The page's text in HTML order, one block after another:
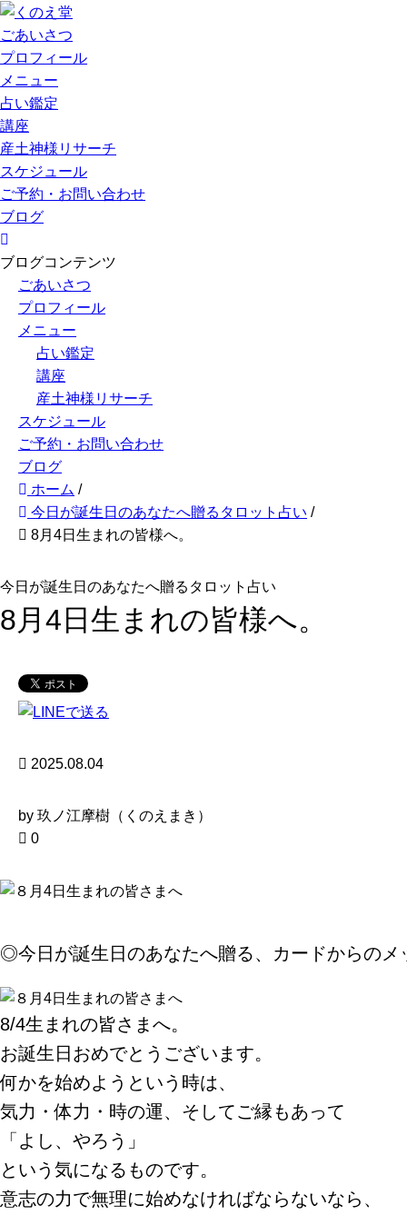
ごあいさつ
プロフィール
メニュー
占い鑑定
講座
産土神様リサーチ
スケジュール
ご予約・お問い合わせ
ブログ
ブログコンテンツ
ごあいさつ
プロフィール
メニュー
占い鑑定
講座
産土神様リサーチ
スケジュール
ご予約・お問い合わせ
ブログ
ホーム /
今日が誕生日のあなたへ贈るタロット占い /
8月4日生まれの皆様へ。
今日が誕生日のあなたへ贈るタロット占い
8月4日生まれの皆様へ。
2025.08.04
by 玖ノ江摩樹（くのえまき）
0
◎今日が誕生日のあなたへ贈る、カードからの
8/4生まれの皆さまへ。
お誕生日おめでとうございます。
何かを始めようという時は、
気力・体力・時の運、そしてご縁もあって
「よし、やろう」
という気になるものです。
意志の力で無理に始めなければならないなら、